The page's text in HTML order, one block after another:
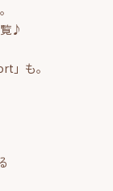
♪
」も。